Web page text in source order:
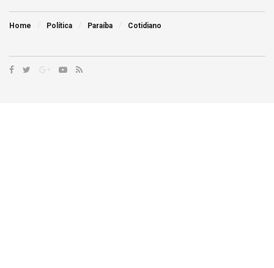
Home Política Paraíba Cotidiano